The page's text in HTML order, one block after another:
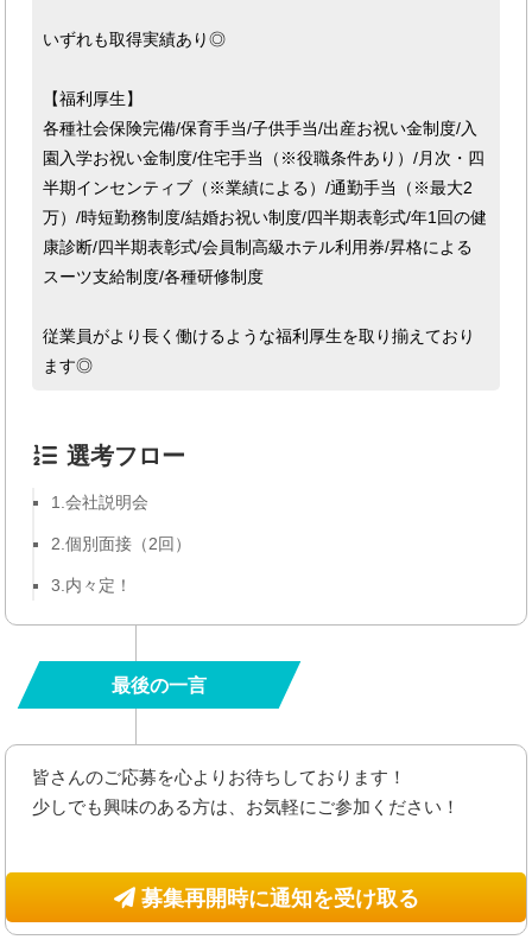
いずれも取得実績あり◎
【福利厚生】
各種社会保険完備/保育手当/子供手当/出産お祝い金制度/入
園入学お祝い金制度/住宅手当（※役職条件あり）/月次・四
半期インセンティブ（※業績による）/通勤手当（※最大2
万）/時短勤務制度/結婚お祝い制度/四半期表彰式/年1回の健
康診断/四半期表彰式/会員制高級ホテル利用券/昇格による
スーツ支給制度/各種研修制度
従業員がより長く働けるような福利厚生を取り揃えており
ます◎
選考フロー
1.会社説明会
2.個別面接（2回）
3.内々定！
最後の一言
皆さんのご応募を心よりお待ちしております！
少しでも興味のある方は、お気軽にご参加ください！
募集再開時に通知を受け取る